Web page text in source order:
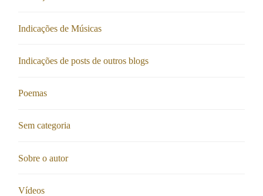
Indicações de Músicas
Indicações de posts de outros blogs
Poemas
Sem categoria
Sobre o autor
Vídeos